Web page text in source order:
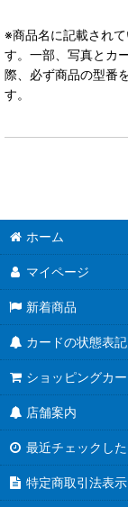
※商品名に記載され
す。一部、写真とカ
際、必ず商品の型番
す。
ホーム
マイページ
新着商品
カードの状態表
ショッピングカー
店舗案内
最近チェックし
特定商取引法表示